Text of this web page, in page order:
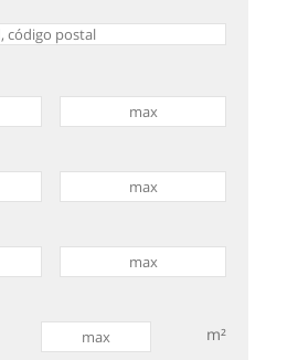
m²